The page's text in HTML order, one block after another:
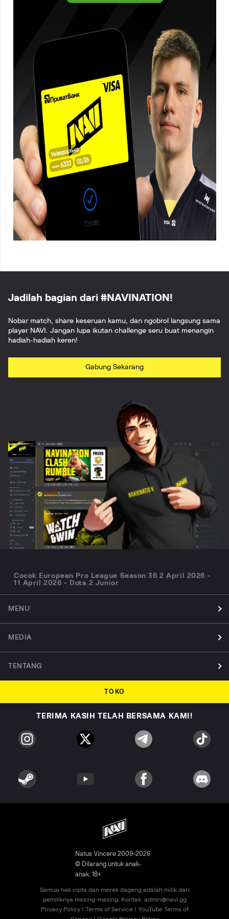
Jadilah bagian dari #NAVINATION!
Nobar match, share keseruan kamu, dan ngobrol langsung sama
player NAVI. Jangan lupa ikutan challenge seru buat menangin
hadiah-hadiah keren!
Gabung Sekarang
Cocok European Pro League Season 36 2 April 2026 -
11 April 2026 - Dota 2 Junior
MENU
MEDIA
TENTANG
TOKO
TERIMA KASIH TELAH BERSAMA KAMI!
Natus Vincere 2009-2026
© Dilarang untuk anak-
anak. 18+
Semua hak cipta dan merek dagang adalah milik dari
pemiliknya masing-masing. Kontak: admin@navi.gg
Privacy Policy| Terms of Service| YouTube Terms of